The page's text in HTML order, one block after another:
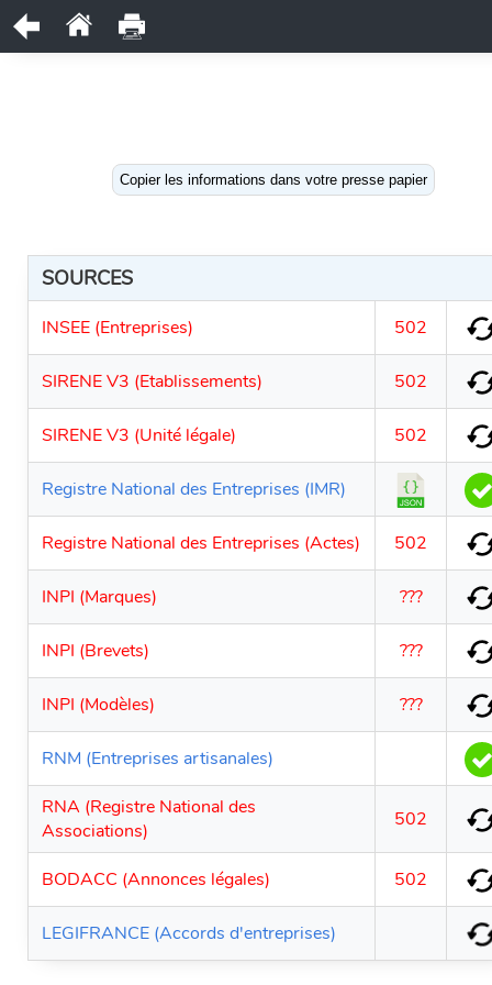
Copier les informations dans votre presse papier
SOURCES
INSEE (Entreprises) 502
SIRENE V3 (Etablissements) 502
SIRENE V3 (Unité légale) 502
Registre National des Entreprises (IMR)
Registre National des Entreprises (Actes) 502
INPI (Marques) ???
INPI (Brevets) ???
INPI (Modèles) ???
RNM (Entreprises artisanales)
RNA (Registre National des
Associations)
502
BODACC (Annonces légales) 502
LEGIFRANCE (Accords d'entreprises)